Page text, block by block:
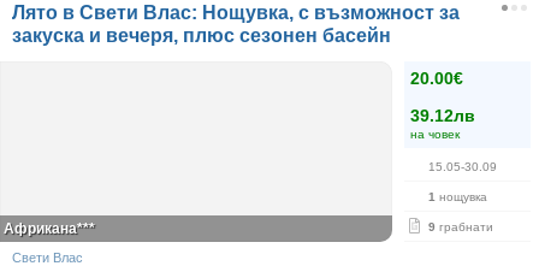
Лято в Свети Влас: Нощувка, с възможност за
закуска и вечеря, плюс сезонен басейн
20.00€
39.12лв
на човек
15.05-30.09
1 нощувка
9 грабнати
Африкана***
Свети Влас